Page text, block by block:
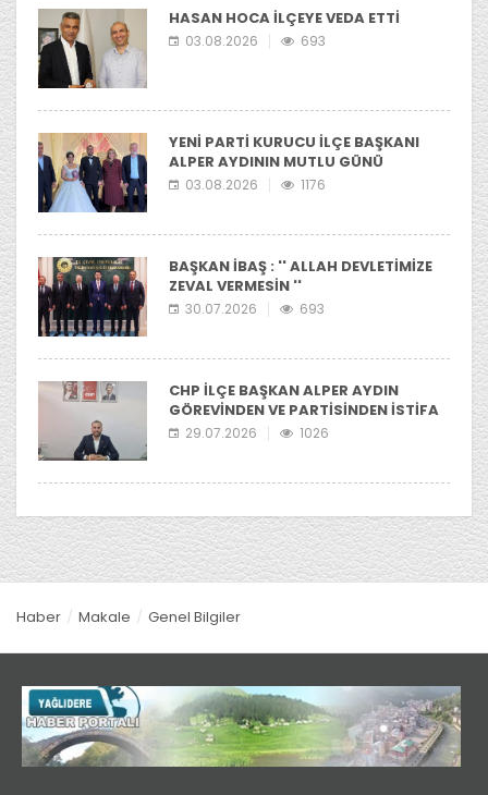
HASAN HOCA İLÇEYE VEDA ETTİ
03.08.2026 693
YENİ PARTİ KURUCU İLÇE BAŞKANI
ALPER AYDININ MUTLU GÜNÜ
03.08.2026 1176
BAŞKAN İBAŞ : '' ALLAH DEVLETİMİZE
ZEVAL VERMESİN ''
30.07.2026 693
CHP İLÇE BAŞKAN ALPER AYDIN
GÖREVİNDEN VE PARTİSİNDEN İSTİFA
ETTİ29.07.2026 1026
Haber Makale Genel Bilgiler